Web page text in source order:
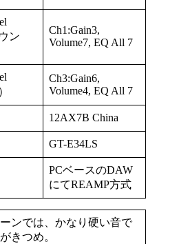
ン
Ch1:Gain3,
Volume7, EQ All 7
Ch3:Gain6,
Volume4, EQ All 7
12AX7B China
GT-E34LS
PCベースのDAW
にてREAMP方式
ンでは、かなり硬い音で
きつめ。